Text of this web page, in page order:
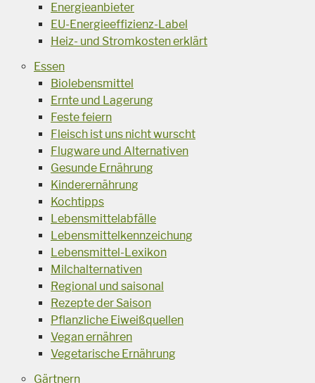
Energieanbieter
EU-Energieeffizienz-Label
Heiz- und Stromkosten erklärt
Essen
Biolebensmittel
Ernte und Lagerung
Feste feiern
Fleisch ist uns nicht wurscht
Flugware und Alternativen
Gesunde Ernährung
Kinderernährung
Kochtipps
Lebensmittelabfälle
Lebensmittelkennzeichung
Lebensmittel-Lexikon
Milchalternativen
Regional und saisonal
Rezepte der Saison
Pflanzliche Eiweißquellen
Vegan ernähren
Vegetarische Ernährung
Gärtnern